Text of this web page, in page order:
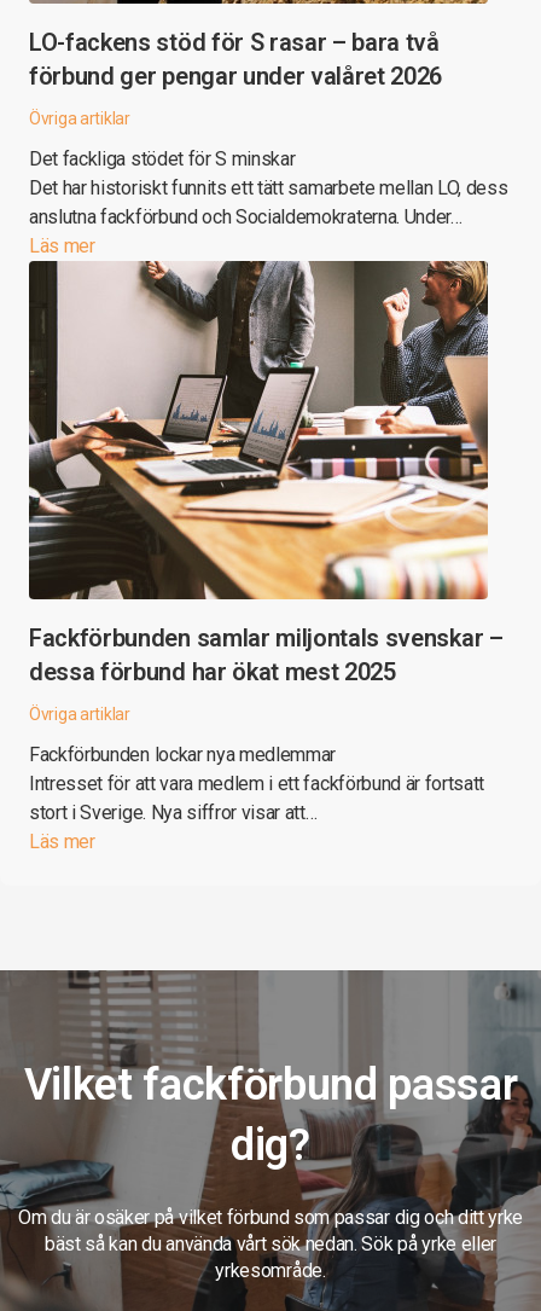
LO-fackens stöd för S rasar – bara två
förbund ger pengar under valåret 2026
Övriga artiklar
Det fackliga stödet för S minskar
Det har historiskt funnits ett tätt samarbete mellan LO, dess
anslutna fackförbund och Socialdemokraterna. Under…
Läs mer
Fackförbunden samlar miljontals svenskar –
dessa förbund har ökat mest 2025
Övriga artiklar
Fackförbunden lockar nya medlemmar
Intresset för att vara medlem i ett fackförbund är fortsatt
stort i Sverige. Nya siffror visar att…
Läs mer
Vilket fackförbund passar
dig?
Om du är osäker på vilket förbund som passar dig och ditt yrke
bäst så kan du använda vårt sök nedan. Sök på yrke eller
yrkesområde.